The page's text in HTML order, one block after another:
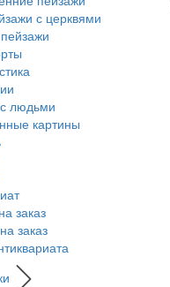
с церквями
людьми
картины
заказ
заказ